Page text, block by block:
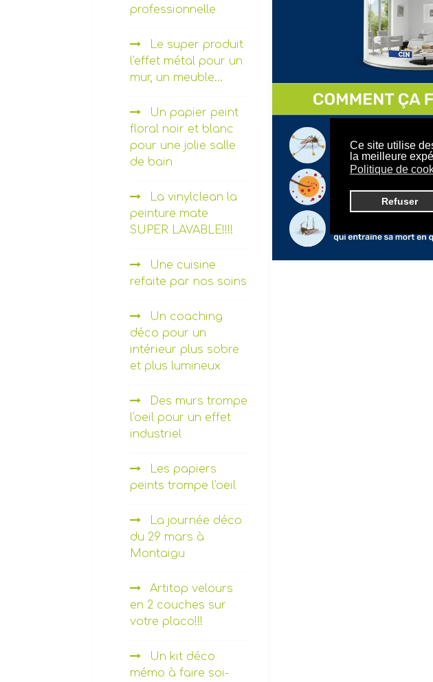
Ce site utilise
la meilleure
Politique de
Refuser
professionnelle
Le super produit
l'effet métal pour un
mur, un meuble...
Un papier peint
floral noir et blanc
pour une jolie salle
de bain
La vinylclean la
peinture mate
SUPER LAVABLE!!!!
Une cuisine
refaite par nos soins
Un coaching
déco pour un
intérieur plus sobre
et plus lumineux
Des murs trompe
l'oeil pour un effet
industriel
Les papiers
peints trompe l'oeil
La journée déco
du 29 mars à
Montaigu
Artitop velours
en 2 couches sur
votre placo!!!
Un kit déco
mémo à faire soi-